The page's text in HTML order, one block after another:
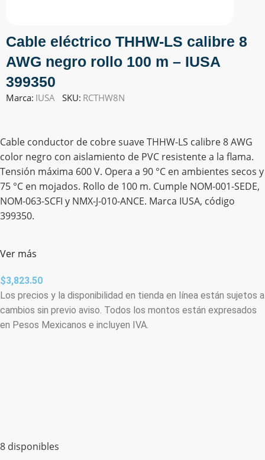
Cable eléctrico THHW-LS calibre 8
AWG negro rollo 100 m – IUSA
399350
Marca: IUSA SKU: RCTHW8N
Cable conductor de cobre suave THHW-LS calibre 8 AWG
color negro con aislamiento de PVC resistente a la flama.
Tensión máxima 600 V. Opera a 90 °C en ambientes secos y
75 °C en mojados. Rollo de 100 m. Cumple NOM-001-SEDE,
NOM-063-SCFI y NMX-J-010-ANCE. Marca IUSA, código
399350.
Ver más
$3,823.50
Los precios y la disponibilidad en tienda en línea están sujetos a
cambios sin previo aviso. Todos los montos están expresados
en Pesos Mexicanos e incluyen IVA.
8 disponibles